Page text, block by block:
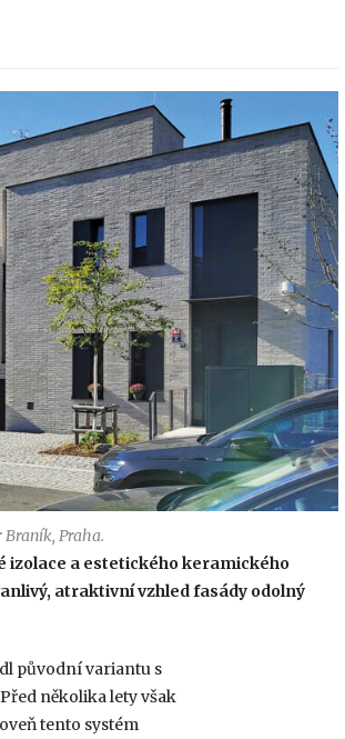
Praha.
a estetického keramického
atraktivní vzhled fasády odolný
původní variantu s
několika lety však
tento systém